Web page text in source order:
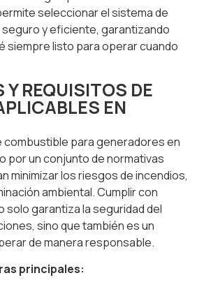
seleccionar el sistema de
y eficiente, garantizando
siempre listo para operar cuando
REQUISITOS DE
EN
combustible para generadores en
por un conjunto de normativas
minimizar los riesgos de incendios,
ambiental. Cumplir con
solo garantiza la seguridad del
sino que también es un
de manera responsable.
principales: